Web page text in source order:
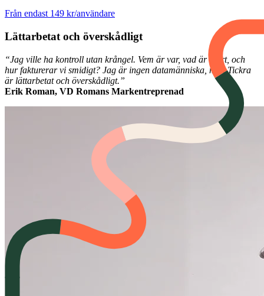
Från endast 149 kr/användare
Lättarbetat och överskådligt
“Jag ville ha kontroll utan krångel. Vem är var, vad är gjort, och
hur fakturerar vi smidigt? Jag är ingen datamänniska, men Tickra
är lättarbetat och överskådligt.”
Erik Roman, VD Romans Markentreprenad